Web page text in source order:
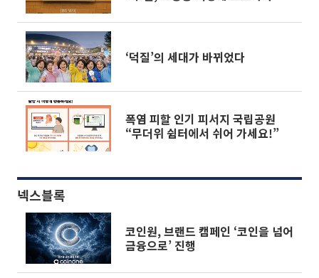
‘덕질’의 세대가 바뀌었다
폭염 피할 인기 피서지 국립공원
“무더위 쉼터에서 쉬어 가세요!”
넥스블록
코인원, 브랜드 캠페인 ‘코인을 넘어
금융으로’ 진행